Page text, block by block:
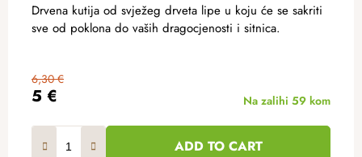
5 €
6,30 €
Na zalihi 59 kom
ADD TO CART
Drvena kutija od svježeg drveta lipe u koju će se sakriti
sve od poklona do vaših dragocjenosti i sitnica.